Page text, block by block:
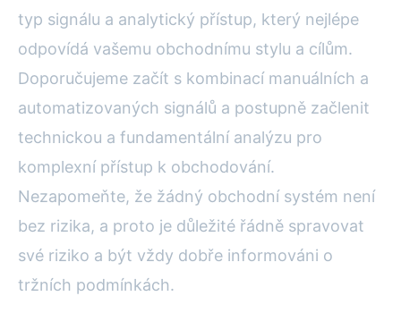
typ signálu a analytický přístup, který nejlépe
odpovídá vašemu obchodnímu stylu a cílům.
Doporučujeme začít s kombinací manuálních a
automatizovaných signálů a postupně začlenit
technickou a fundamentální analýzu pro
komplexní přístup k obchodování.
Nezapomeňte, že žádný obchodní systém není
bez rizika, a proto je důležité řádně spravovat
své riziko a být vždy dobře informováni o
tržních podmínkách.